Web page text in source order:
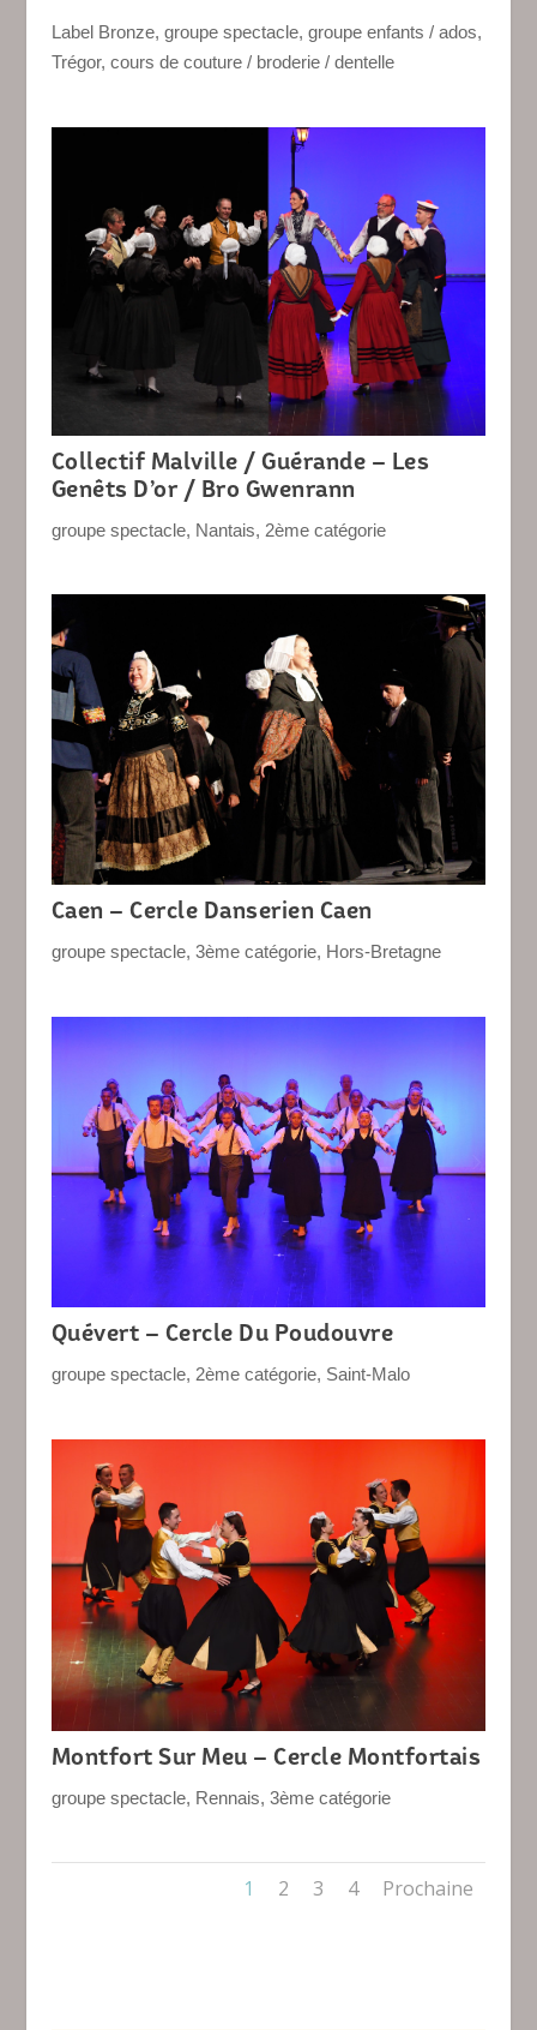
Label Bronze, groupe spectacle, groupe enfants / ados,
Trégor, cours de couture / broderie / dentelle
Collectif Malville / Guérande – Les
Genêts D’or / Bro Gwenrann
groupe spectacle, Nantais, 2ème catégorie
Caen – Cercle Danserien Caen
groupe spectacle, 3ème catégorie, Hors-Bretagne
Quévert – Cercle Du Poudouvre
groupe spectacle, 2ème catégorie, Saint-Malo
Montfort Sur Meu – Cercle Montfortais
groupe spectacle, Rennais, 3ème catégorie
1 2 3 4 Prochaine